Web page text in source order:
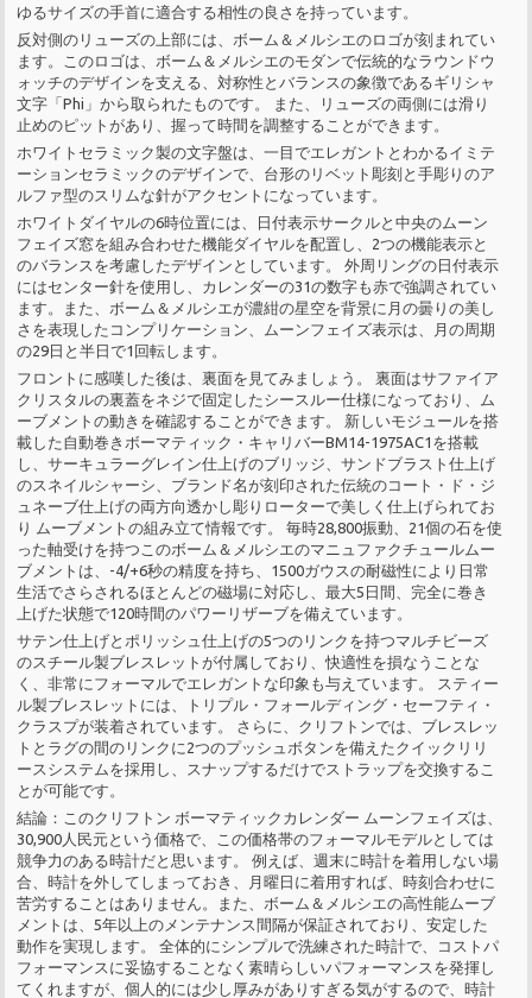
ゆるサイズの手首に適合する相性の良さを持っています。
反対側のリューズの上部には、ボーム＆メルシエのロゴが刻まれてい
ます。このロゴは、ボーム＆メルシエのモダンで伝統的なラウンドウ
ォッチのデザインを支える、対称性とバランスの象徴であるギリシャ
文字「Phi」から取られたものです。 また、リューズの両側には滑り
止めのピットがあり、握って時間を調整することができます。
ホワイトセラミック製の文字盤は、一目でエレガントとわかるイミテ
ーションセラミックのデザインで、台形のリベット彫刻と手彫りのア
ルファ型のスリムな針がアクセントになっています。
ホワイトダイヤルの6時位置には、日付表示サークルと中央のムーン
フェイズ窓を組み合わせた機能ダイヤルを配置し、2つの機能表示と
のバランスを考慮したデザインとしています。 外周リングの日付表示
にはセンター針を使用し、カレンダーの31の数字も赤で強調されてい
ます。また、ボーム＆メルシエが濃紺の星空を背景に月の曇りの美し
さを表現したコンプリケーション、ムーンフェイズ表示は、月の周期
の29日と半日で1回転します。
フロントに感嘆した後は、裏面を見てみましょう。 裏面はサファイア
クリスタルの裏蓋をネジで固定したシースルー仕様になっており、ム
ーブメントの動きを確認することができます。 新しいモジュールを搭
載した自動巻きボーマティック・キャリバーBM14-1975AC1を搭載
し、サーキュラーグレイン仕上げのブリッジ、サンドブラスト仕上げ
のスネイルシャーシ、ブランド名が刻印された伝統のコート・ド・ジ
ュネーブ仕上げの両方向透かし彫りローターで美しく仕上げられてお
り ムーブメントの組み立て情報です。 毎時28,800振動、21個の石を使
った軸受けを持つこのボーム＆メルシエのマニュファクチュールムー
ブメントは、-4/+6秒の精度を持ち、1500ガウスの耐磁性により日常
生活でさらされるほとんどの磁場に対応し、最大5日間、完全に巻き
上げた状態で120時間のパワーリザーブを備えています。
サテン仕上げとポリッシュ仕上げの5つのリンクを持つマルチビーズ
のスチール製ブレスレットが付属しており、快適性を損なうことな
く、非常にフォーマルでエレガントな印象も与えています。 スティー
ル製ブレスレットには、トリプル・フォールディング・セーフティ・
クラスプが装着されています。 さらに、クリフトンでは、ブレスレッ
トとラグの間のリンクに2つのプッシュボタンを備えたクイックリリ
ースシステムを採用し、スナップするだけでストラップを交換するこ
とが可能です。
結論：このクリフトン ボーマティックカレンダー ムーンフェイズは、
30,900人民元という価格で、この価格帯のフォーマルモデルとしては
競争力のある時計だと思います。 例えば、週末に時計を着用しない場
合、時計を外してしまっておき、月曜日に着用すれば、時刻合わせに
苦労することはありません。また、ボーム＆メルシエの高性能ムーブ
メントは、5年以上のメンテナンス間隔が保証されており、安定した
動作を実現します。 全体的にシンプルで洗練された時計で、コストパ
フォーマンスに妥協することなく素晴らしいパフォーマンスを発揮し
てくれますが、個人的には少し厚みがありすぎる気がするので、時計